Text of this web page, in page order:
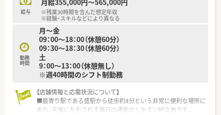
給与
月給355,000円～565,000円
※残業30時間を含んだ想定年収
※経験・スキルなどにより異なる
勤務
時間
月～金
09：00～18：00（休憩60分）
09：30～18：30（休憩60分）
土
9：00～13：00（休憩無し）
※週40時間のシフト制勤務
【店舗情報と応需状況について】
■最寄り駅である盛駅から徒歩約4分という非常に便利な場所に
あり、天候に左右されず毎日の通勤がしやすい好立地です。